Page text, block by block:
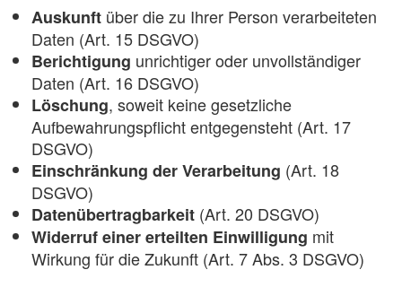
Auskunft über die zu Ihrer Person verarbeiteten
Daten (Art. 15 DSGVO)
Berichtigung unrichtiger oder unvollständiger
Daten (Art. 16 DSGVO)
Löschung, soweit keine gesetzliche
Aufbewahrungspflicht entgegensteht (Art. 17
DSGVO)
Einschränkung der Verarbeitung (Art. 18
DSGVO)
Datenübertragbarkeit (Art. 20 DSGVO)
Widerruf einer erteilten Einwilligung mit
Wirkung für die Zukunft (Art. 7 Abs. 3 DSGVO)